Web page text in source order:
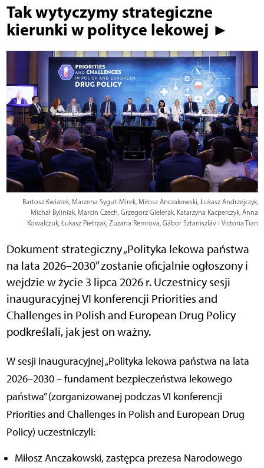
Tak wytyczymy strategiczne
kierunki w polityce lekowej ►
Bartosz Kwiatek, Marzena Sygut-Mirek, Miłosz Anczakowski, Łukasz Andrzejczyk,
Michał Byliniak, Marcin Czech, Grzegorz Gielerak, Katarzyna Kacperczyk, Anna
Kowalczuk, Łukasz Pietrzak, Zuzana Remrova, Gábor Sztaniszláv i Victoria Tian
Dokument strategiczny „Polityka lekowa państwa
na lata 2026–2030” zostanie oficjalnie ogłoszony i
wejdzie w życie 3 lipca 2026 r. Uczestnicy sesji
inauguracyjnej VI konferencji Priorities and
Challenges in Polish and European Drug Policy
podkreślali, jak jest on ważny.
W sesji inauguracyjnej „Polityka lekowa państwa na lata
2026–2030 – fundament bezpieczeństwa lekowego
państwa” (zorganizowanej podczas VI konferencji
Priorities and Challenges in Polish and European Drug
Policy) uczestniczyli:
Miłosz Anczakowski, zastępca prezesa Narodowego